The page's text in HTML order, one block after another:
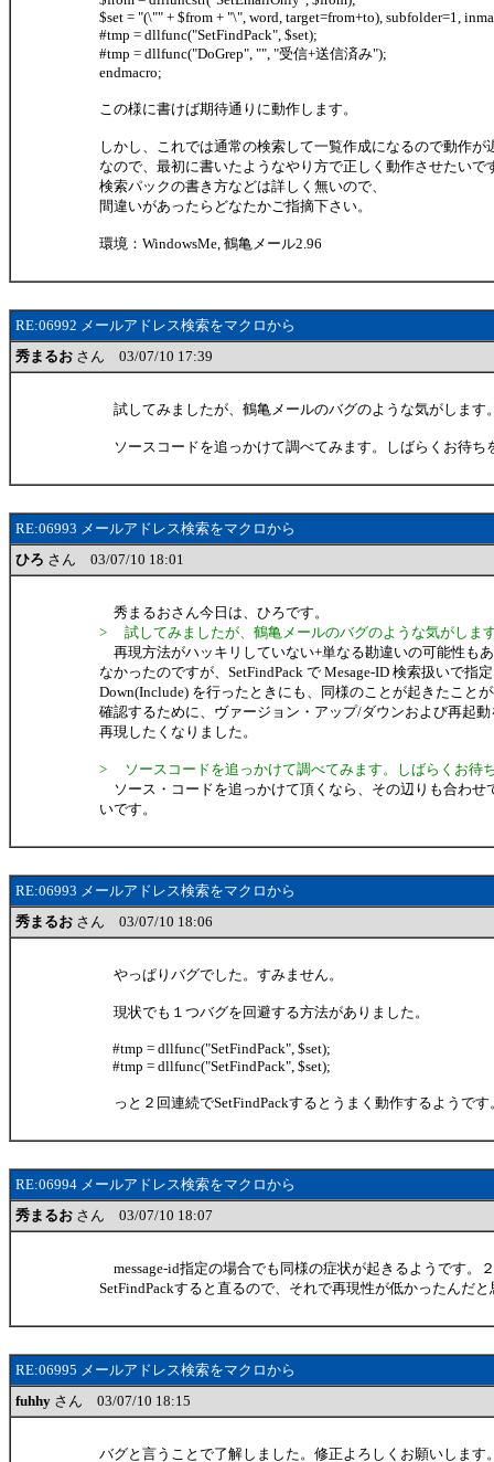
$set = "(\"" + $from + "\", word, target=from+to), subfolder=1,
#tmp = dllfunc("SetFindPack", $set);
#tmp = dllfunc("DoGrep", "", "受信+送信済み");
endmacro;
この様に書けば期待通りに動作します。
しかし、これでは通常の検索して一覧作成になるので動作が
なので、最初に書いたようなやり方で正しく動作させたいで
検索パックの書き方などは詳しく無いので、
間違いがあったらどなたかご指摘下さい。
環境：WindowsMe, 鶴亀メール2.96
RE:06992 メールアドレス検索をマクロから
秀まるお さん 03/07/10 17:39
試してみましたが、鶴亀メールのバグのような気がします。
ソースコードを追っかけて調べてみます。しばらくお待ち
RE:06993 メールアドレス検索をマクロから
ひろ さん 03/07/10 18:01
秀まるおさん今日は、ひろです。
> 試してみましたが、鶴亀メールのバグのような気がします
再現方法がハッキリしていない+単なる勘違いの可能性も
なかったのですが、SetFindPack で Mesage-ID 検索扱いで指
Down(Include) を行ったときにも、同様のことが起きたこと
確認するために、ヴァージョン・アップ/ダウンおよび再起動
再現したくなりました。
> ソースコードを追っかけて調べてみます。しばらくお待ち
ソース・コードを追っかけて頂くなら、その辺りも合わせ
いです。
RE:06993 メールアドレス検索をマクロから
秀まるお さん 03/07/10 18:06
やっぱりバグでした。すみません。
現状でも１つバグを回避する方法がありました。
#tmp = dllfunc("SetFindPack", $set);
#tmp = dllfunc("SetFindPack", $set);
っと２回連続でSetFindPackするとうまく動作するようです
RE:06994 メールアドレス検索をマクロから
秀まるお さん 03/07/10 18:07
message-id指定の場合でも同様の症状が起きるようです。
SetFindPackすると直るので、それで再現性が低かったんだと
RE:06995 メールアドレス検索をマクロから
fuhhy さん 03/07/10 18:15
バグと言うことで了解しました。修正よろしくお願いします。